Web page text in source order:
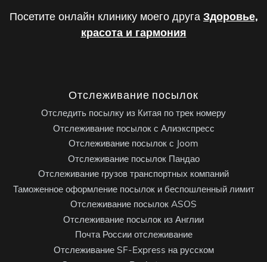
Посетите онлайн клинику моего друга Здоровье,
красота и гармония
Отслеживание посылок
Отследить посылку из Китая по трек номеру
Отслеживание посылок с Алиэкспресс
Отслеживание посылок с Joom
Отслеживание посылок Пандао
Отслеживание грузов транспортных компаний
Таможенное оформление посылок и беспошленный лимит
Отслеживание посылок ASOS
Отслеживание посылок из Англии
Почта России отслеживание
Отслеживание SF-Express на русском